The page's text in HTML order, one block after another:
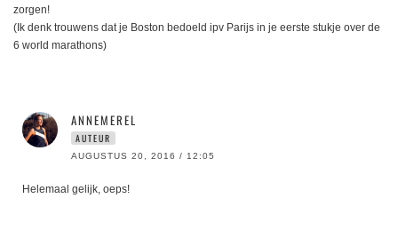
zorgen!
(Ik denk trouwens dat je Boston bedoeld ipv Parijs in je eerste stukje over de
6 world marathons)
ANNEMEREL
AUTEUR
AUGUSTUS 20, 2016 / 12:05
Helemaal gelijk, oeps!